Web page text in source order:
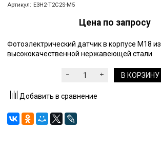
Артикул: E3H2-T2C2S-M5
Цена по запросу
Фотоэлектрический датчик в корпусе M18 из
высококачественной нержавеющей стали
В КОРЗИНУ
Добавить в сравнение